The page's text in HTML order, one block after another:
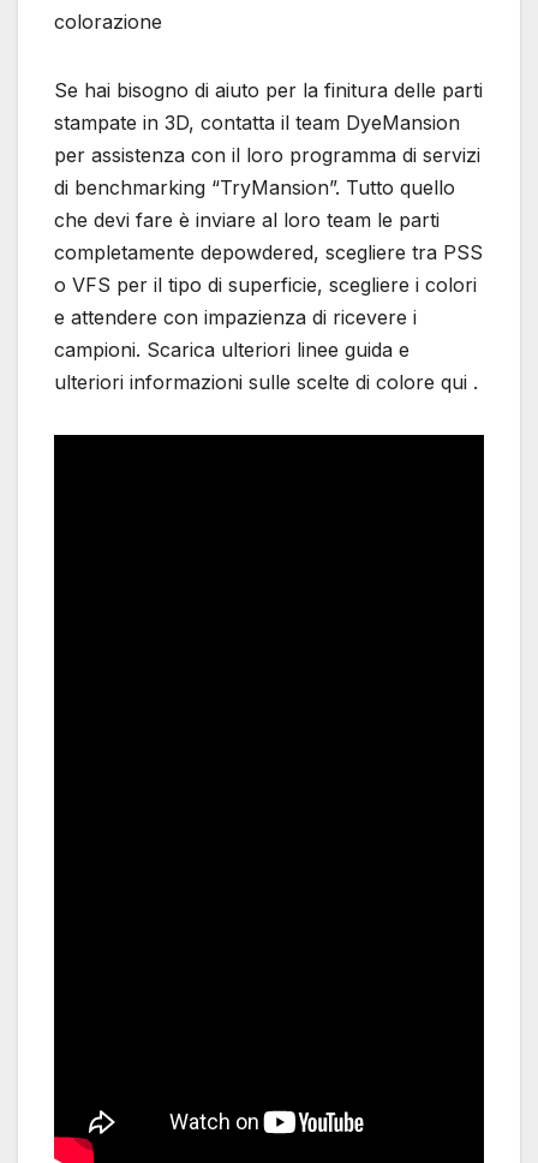
colorazione
Se hai bisogno di aiuto per la finitura delle parti
stampate in 3D, contatta il team DyeMansion
per assistenza con il loro programma di servizi
di benchmarking “TryMansion”. Tutto quello
che devi fare è inviare al loro team le parti
completamente depowdered, scegliere tra PSS
o VFS per il tipo di superficie, scegliere i colori
e attendere con impazienza di ricevere i
campioni. Scarica ulteriori linee guida e
ulteriori informazioni sulle scelte di colore qui .